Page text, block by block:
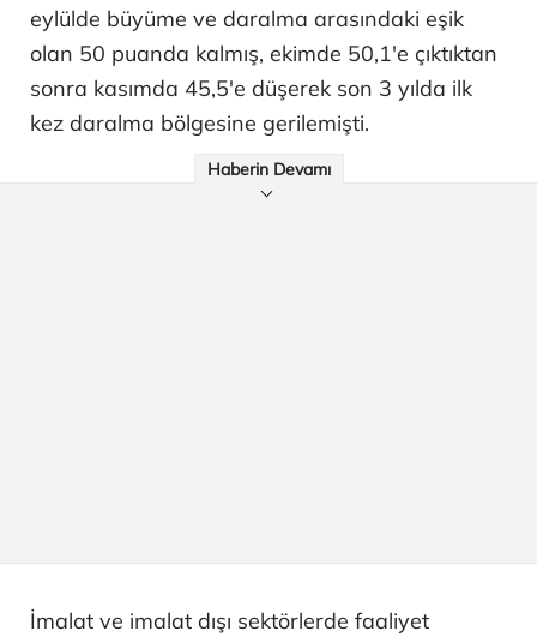
eylülde büyüme ve daralma arasındaki eşik
olan 50 puanda kalmış, ekimde 50,1'e çıktıktan
sonra kasımda 45,5'e düşerek son 3 yılda ilk
kez daralma bölgesine gerilemişti.
Haberin Devamı
İmalat ve imalat dışı sektörlerde faaliyet